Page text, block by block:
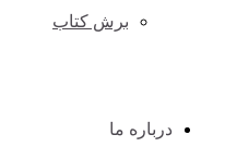
برش کتاب
درباره ما